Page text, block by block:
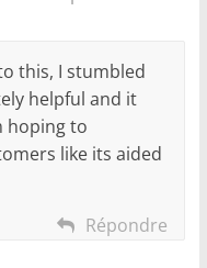
this, I stumbled
helpful and it
hoping to
like its aided
Répondre